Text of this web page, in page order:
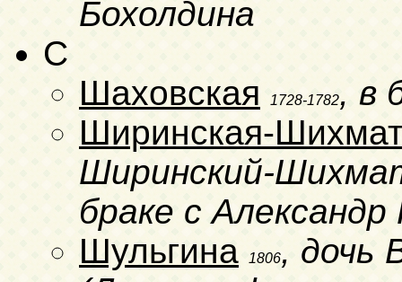
Бохолдина
C
Шаховская
1728-1782, в
Ширинская-
Ширинский-
браке с
Шульгина
1806, дочь